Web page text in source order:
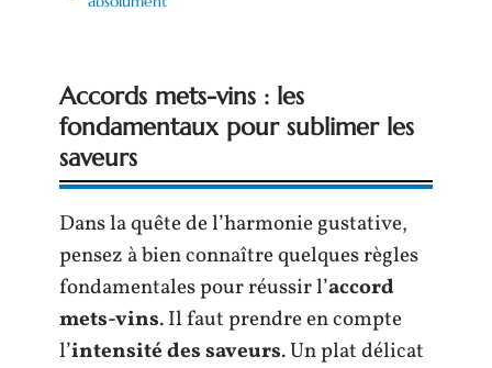
Accords mets-vins : les
fondamentaux pour sublimer les
saveurs
Dans la quête de l’harmonie gustative,
pensez à bien connaître quelques règles
fondamentales pour réussir l’accord
mets-vins. Il faut prendre en compte
l’intensité des saveurs. Un plat délicat